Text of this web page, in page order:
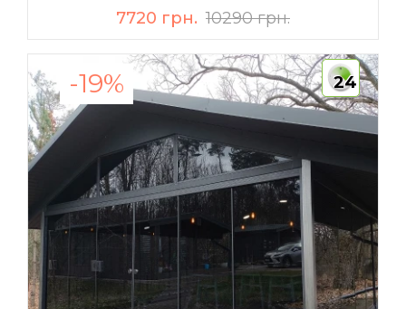
7720 грн. 10290 грн.
-19% 24